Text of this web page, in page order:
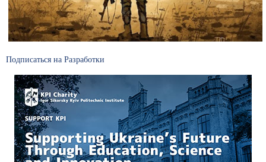
Подписаться на Разработки